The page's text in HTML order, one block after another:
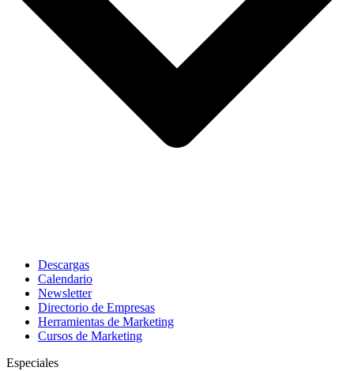
Descargas
Calendario
Newsletter
Directorio de Empresas
Herramientas de Marketing
Cursos de Marketing
Especiales